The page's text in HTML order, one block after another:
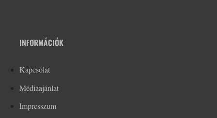
INFORMÁCIÓK
Kapcsolat
Médiaajánlat
Impresszum